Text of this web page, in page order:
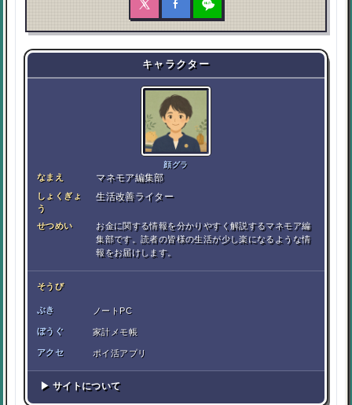
キャラクター
顔グラ
なまえ マネモア編集部
しょくぎょ
う
生活改善ライター
せつめい
お金に関する情報を分かりやすく解説するマネモア編
集部です。読者の皆様の生活が少し楽になるような情
報をお届けします。
そうび
ぶき ノートPC
ぼうぐ 家計メモ帳
アクセ ポイ活アプリ
▶ サイトについて